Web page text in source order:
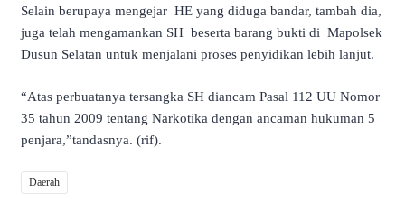
Selain berupaya mengejar HE yang diduga bandar, tambah dia,
juga telah mengamankan SH beserta barang bukti di Mapolsek
Dusun Selatan untuk menjalani proses penyidikan lebih lanjut.
“Atas perbuatanya tersangka SH diancam Pasal 112 UU Nomor
35 tahun 2009 tentang Narkotika dengan ancaman hukuman 5
penjara,”tandasnya. (rif).
Daerah